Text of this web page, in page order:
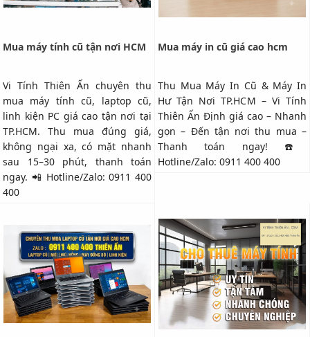
Mua máy tính cũ tận nơi HCM
Vi Tính Thiên Ấn chuyên thu
mua máy tính cũ, laptop cũ,
linh kiện PC giá cao tận nơi tại
TP.HCM. Thu mua đúng giá,
không ngại xa, có mặt nhanh
sau 15–30 phút, thanh toán
ngay. 📲 Hotline/Zalo: 0911 400
400
Mua máy in cũ giá cao hcm
Thu Mua Máy In Cũ & Máy In
Hư Tận Nơi TP.HCM – Vi Tính
Thiên Ấn Định giá cao – Nhanh
gọn – Đến tận nơi thu mua –
Thanh toán ngay! ☎️
Hotline/Zalo: 0911 400 400